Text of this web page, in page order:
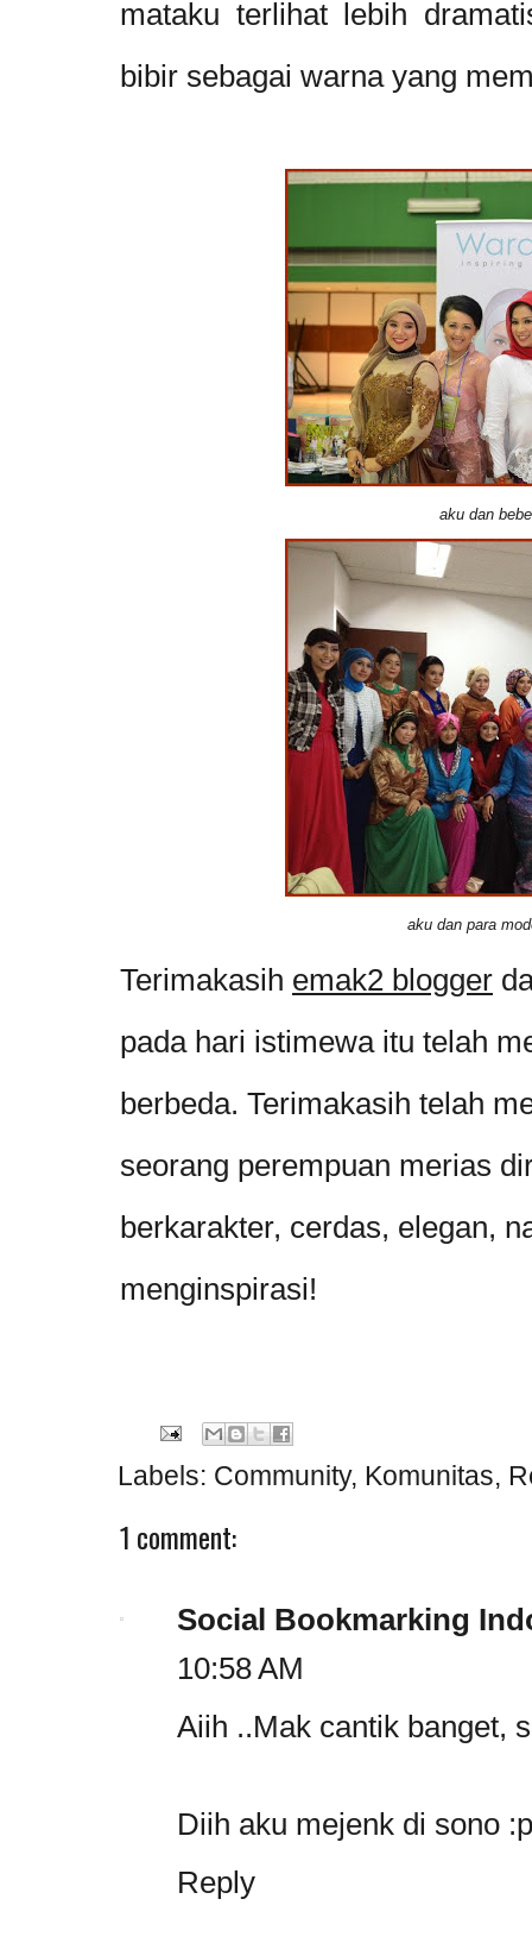
mataku terlihat lebih
bibir sebagai warna yang
aku dan
aku dan para
Terimakasih emak2 blogger
pada hari istimewa itu telah
berbeda. Terimakasih telah
seorang perempuan merias
berkarakter, cerdas, elegan,
menginspirasi!
Labels: Community, Komunitas,
1 comment:
Social Bookmarking
10:58 AM
Aiih ..Mak cantik banget,
Diih aku mejenk di sono :p
Reply